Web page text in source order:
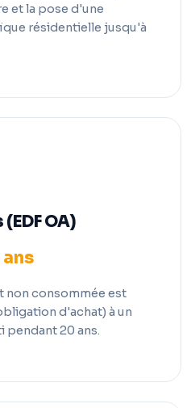
et la pose d'une
résidentielle jusqu'à
OA)
non consommée est
d'achat) à un
pendant 20 ans.